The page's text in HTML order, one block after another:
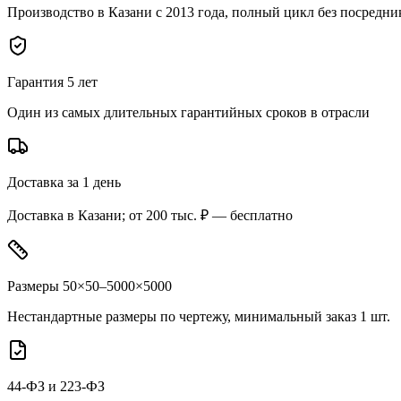
Производство в Казани с 2013 года, полный цикл без
Гарантия 5 лет
Один из самых длительных гарантийных сроков в отрасли
Доставка за 1 день
Доставка в Казани; от 200 тыс. ₽ — бесплатно
Размеры 50×50–5000×5000
Нестандартные размеры по чертежу, минимальный заказ 1 шт.
44-ФЗ и 223-ФЗ